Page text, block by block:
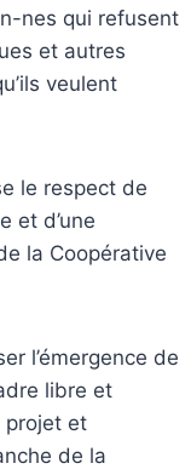
nes qui refusent
et autres
veulent
le respect de
et d’une
la Coopérative
l’émergence de
libre et
projet et
de la